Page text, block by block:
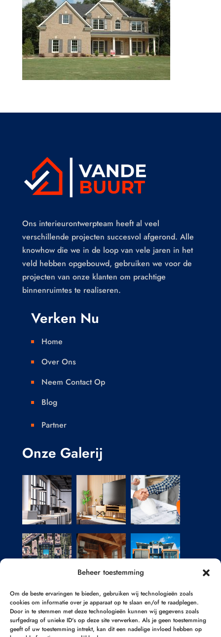
Beheer toestemming
Om de beste ervaringen te bieden, gebruiken wij technologieën zoals
cookies om informatie over je apparaat op te slaan en/of te raadplegen.
Door in te stemmen met deze technologieën kunnen wij gegevens zoals
surfgedrag of unieke ID's op deze site verwerken. Als je geen toestemming
geeft of uw toestemming intrekt, kan dit een nadelige invloed hebben op
Ons interieurontwerpteam heeft al veel
verschillende projecten succesvol afgerond. Alle
knowhow die we in de loop van vele jaren in het
veld hebben opgebouwd, gebruiken we voor de
projecten van onze klanten om prachtige
binnenruimtes te realiseren.
Verken Nu
Home
Over Ons
Neem Contact Op
Blog
Partner
Onze Galerij